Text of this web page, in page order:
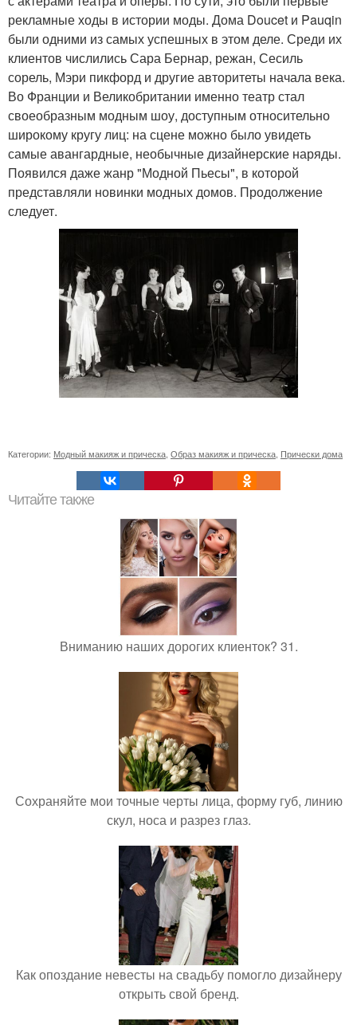
рекламные ходы в истории моды. Дома Doucet и Pauqin
были одними из самых успешных в этом деле. Среди их
клиентов числились Сара Бернар, режан, Сесиль
сорель, Мэри пикфорд и другие авторитеты начала века.
Во Франции и Великобритании именно театр стал
своеобразным модным шоу, доступным относительно
широкому кругу лиц: на сцене можно было увидеть
самые авангардные, необычные дизайнерские наряды.
Появился даже жанр "Модной Пьесы", в которой
представляли новинки модных домов. Продолжение
следует.
Категории: Модный макияж и прическа Образ макияж и прическа Прически дома
Читайте также
Вниманию наших дорогих клиенток? 31.
Сохраняйте мои точные черты лица, форму губ, линию
скул, носа и разрез глаз.
Как опоздание невесты на свадьбу помогло дизайнеру
открыть свой бренд.